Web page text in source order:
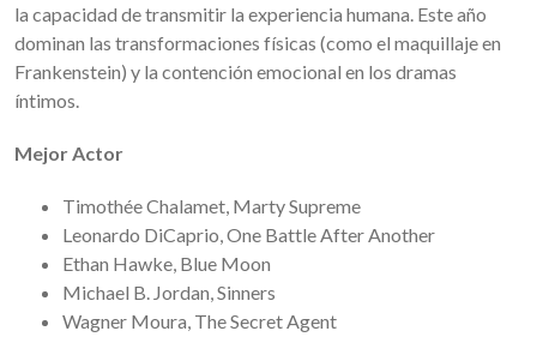
la capacidad de transmitir la experiencia humana. Este año
dominan las transformaciones físicas (como el maquillaje en
Frankenstein) y la contención emocional en los dramas
íntimos.
Mejor Actor
Timothée Chalamet, Marty Supreme
Leonardo DiCaprio, One Battle After Another
Ethan Hawke, Blue Moon
Michael B. Jordan, Sinners
Wagner Moura, The Secret Agent